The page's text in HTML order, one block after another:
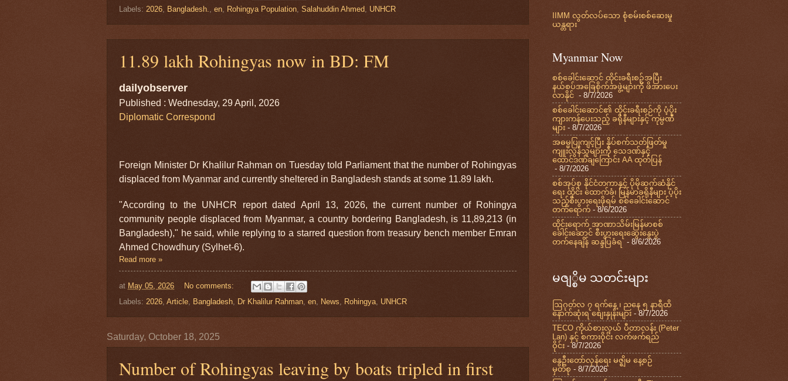
Labels: 2026, Bangladesh., en, Rohingya Population, Salahuddin Ahmed, UNHCR
11.89 lakh Rohingyas now in BD: FM
dailyobserver
Published : Wednesday, 29 April, 2026
Diplomatic Correspond
Foreign Minister Dr Khalilur Rahman on Tuesday told Parliament that the number of Rohingyas
displaced from Myanmar and currently sheltered in Bangladesh stands at some 11.89 lakh.
"According to the UNHCR report dated April 13, 2026, the current number of Rohingya
community people displaced from Myanmar, a country bordering Bangladesh, is 11,89,213 (in
Bangladesh)," he said, while replying to a starred question from treasury bench member Emran
Ahmed Chowdhury (Sylhet-6).
Read more »
at May 05, 2026
No comments:
Labels: 2026 Article Bangladesh Dr Khalilur Rahman en News Rohingya UNHCR
Saturday, October 18, 2025
Number of Rohingyas leaving by boats tripled in first
IIMM လွတ်လပ်သော စုံစမ်းစစ်ဆေးမှု
ယန္တရား
Myanmar Now
စစ်ခေါင်းဆောင် ထိုင်းခရီးစဉ်အပြီး
နယ်စပ်အခြေစိုက်အဖွဲ့များကို ဖိအားပေး
လာနိုင် - 8/7/2026
စစ်ခေါင်းဆောင်၏ ထိုင်းခရီးစဉ်ကို ပံ့ပိုး
ကျားကန်ပေးသည့် ခရိုနီများနှင့် ကုမ္ပဏီ
များ - 8/7/2026
အဓမ္မပြုကျင့်ပြီး နှိပ်စက်သတ်ဖြတ်မှု
ကျူးလွန်သူများကို သေဒဏ်နှင့်
ထောင်ဒဏ်ချကြောင်း AA ထုတ်ပြန်
- 8/7/2026
စစ်အုပ်စု နိုင်ငံတကာနှင့် ပိုမိုဆက်ဆံနိုင်
ရေး ထိုင်း ထောက်ခံ၊ မြန်မာခရိုနီများ ပံ့ပိုး
သည့်စီးပွားရေးဖိုရမ် စစ်ခေါင်းဆောင်
တက်ရောက် - 8/6/2026
ထိုင်းရောက် အာဏာသိမ်းမြန်မာစစ်
ခေါင်းဆောင် စီးပွားရေးဆွေးနွေးပွဲ
တက်နေချိန် ဆန္ဒပြခံရ - 8/6/2026
မဇျ္စိမ သတင်းများ
ဩဂုတ်လ ၇ ရက်နေ့ ၊ ညနေ ၅ နာရီထိ
နောက်ဆုံးရ စျေးနှုန်းများ - 8/7/2026
TECO ကိုယ်စားလှယ် ပီတာလန်း (Peter
Lan) နှင့် စကားဝိုင်း လက်ဖက်ရည်
ဝိုင်း - 8/7/2026
နွေဦးတော်လှန်ရေး မဇ္ဈိမ နေ့စဉ်
မှတ်စု - 8/7/2026